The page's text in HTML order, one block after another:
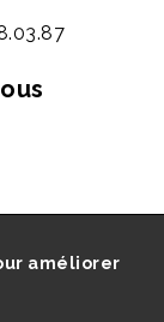
améliorer